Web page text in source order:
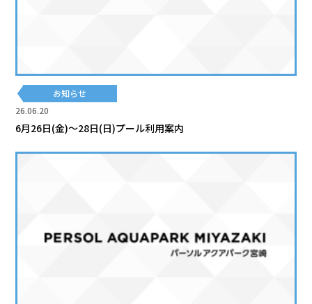
26.06.20
お知らせ
6月26日(金)～28日(日)プール利用案内